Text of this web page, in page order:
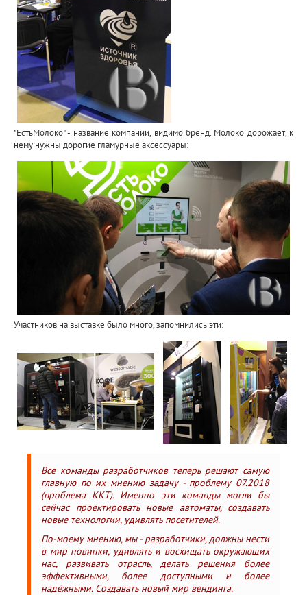
"ЕстьМолоко" - название компании, видимо бренд. Молоко дорожает, к
нему нужны дорогие гламурные аксессуары:
Участников на выставке было много, запомнились эти:
Все команды разработчиков теперь решают самую
главную по их мнению задачу - проблему 07.2018
(проблема ККТ). Именно эти команды могли бы
сейчас проектировать новые автоматы, создавать
новые технологии, удивлять посетителей.
По-моему мнению, мы - разработчики, должны нести
в мир новинки, удивлять и восхищать окружающих
нас, развивать отрасль, делать решения более
эффективными, более доступными и более
надёжными. Создавать новый мир вендинга.